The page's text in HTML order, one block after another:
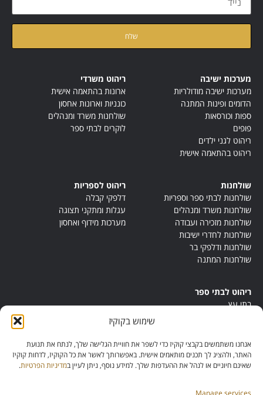
שימוש בקוקיז
אנחנו משתמשים בקבצי קוקיז כדי לשפר את חוויית הגלישה שלך, לנתח את תנועת
האתר, ולהציג לך תכנים מותאמים אישית. באפשרותך לאשר את כל הקוקיז, לדחות קוקיז
שאינם חיוניים או לנהל את ההעדפות שלך. למידע נוסף, ניתן לעיין במדיניות הפרטיות.
Manage services
מערכות ישיבה
מערכות ישיבה מודולריות
הדומים ופינות המתנה
ספות וכורסאות
פופים
ריהוט לגני ילדים
ריהוט בהתאמה אישית
ריהוט משרדי
ארונות בהתאמה אישית
כונניות וארונות אחסון
שולחנות משרד ומנהלים
לוקרים לבתי ספר
שולחנות
שולחנות לבתי ספר וספריות
שולחנות משרד ומנהלים
שולחנות מזכירה ועבודה
שולחנות לחדרי ישיבות
שולחנות ודלפקי בר
שולחנות המתנה
ריהוט לספריות
דלפקי קבלה
עגלות ומתקני תצוגה
מערכות מידוף ואחסון
ריהוט לבתי ספר
בתי עץ
ריהוט מונטסורי
ריהוט אנתרופוסופי